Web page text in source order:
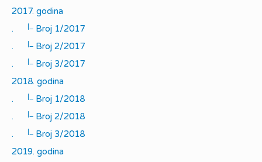
2017. godina
.
|_
Broj 1/2017
.
|_
Broj 2/2017
.
|_
Broj 3/2017
2018. godina
.
|_
Broj 1/2018
.
|_
Broj 2/2018
.
|_
Broj 3/2018
2019. godina